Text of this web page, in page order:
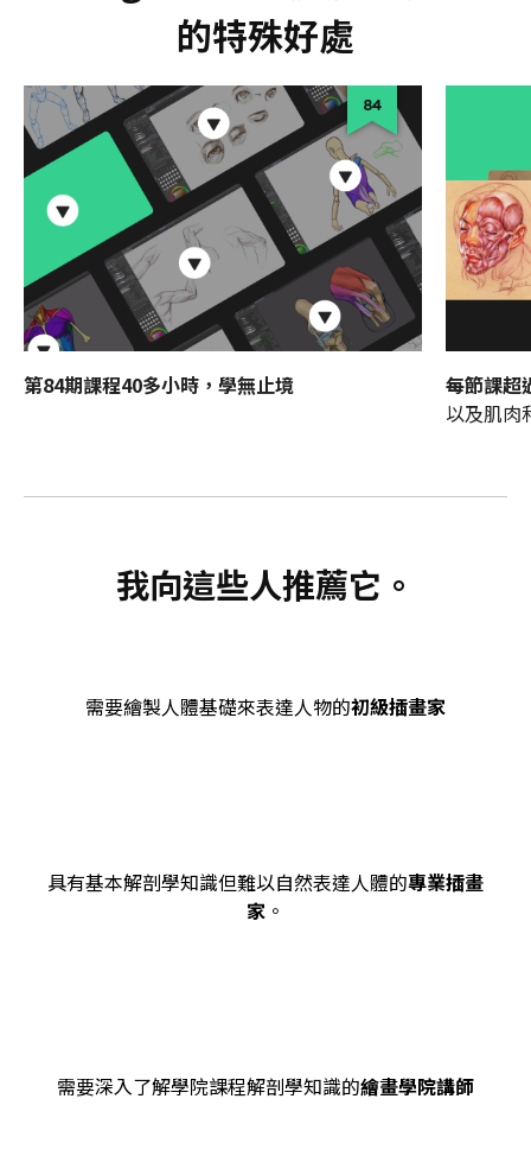
的特殊好處
第84期課程40多小時，學無止境
每節課超
以及肌肉
我向這些人推薦它。
需要繪製人體基礎來表達人物的初級插畫家
具有基本解剖學知識但難以自然表達人體的專業插畫
家 。
需要深入了解學院課程解剖學知識的繪畫學院講師